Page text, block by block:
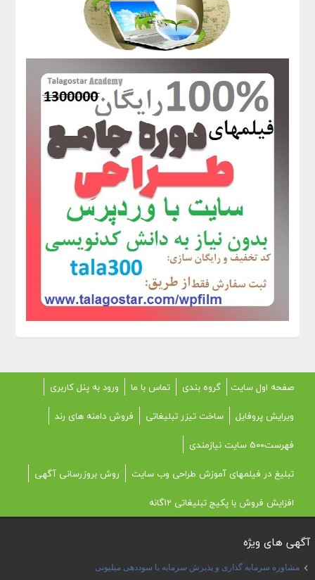
صفحه اول سایت گروه بندی تماس با ما
ورود به پنل کاربری
ویرایش پروفایل
ساخت تیزر تبلیغاتی
فروش دامنه های رند
فهرست500 سایت نیازمندی
تبلیغ در فیلمهای آموزش طراحی وب سایت
روش بروزرسانی آگهی
افزایش فروش با پکیج تبلیغاتی 12گانه
آگهی های ویژه
مشاوره سرمایه گذاری و پذیرش سرمایه با سوددهی میلیونی